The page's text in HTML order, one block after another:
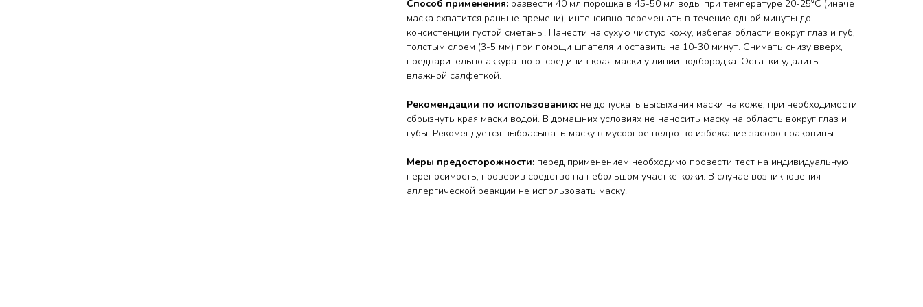
Способ применения: развести 40 мл порошка в 45-50 мл воды при температуре 20-25⁰С (иначе
маска схватится раньше времени), интенсивно перемешать в течение одной минуты до
консистенции густой сметаны. Нанести на сухую чистую кожу, избегая области вокруг глаз и губ,
толстым слоем (3-5 мм) при помощи шпателя и оставить на 10-30 минут. Снимать снизу вверх,
предварительно аккуратно отсоединив края маски у линии подбородка. Остатки удалить
влажной салфеткой.
Рекомендации по использованию: не допускать высыхания маски на коже, при необходимости
сбрызнуть края маски водой. В домашних условиях не наносить маску на область вокруг глаз и
губы. Рекомендуется выбрасывать маску в мусорное ведро во избежание засоров раковины.
Меры предосторожности: перед применением необходимо провести тест на индивидуальную
переносимость, проверив средство на небольшом участке кожи. В случае возникновения
аллергической реакции не использовать маску.